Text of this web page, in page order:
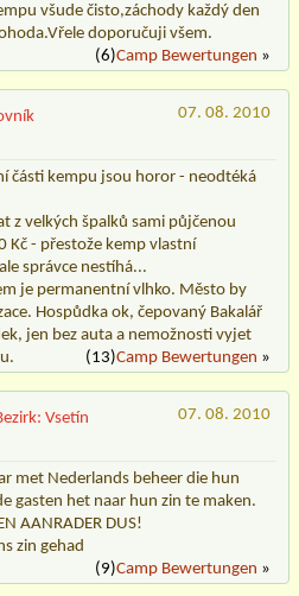
všude čisto,záchody každý den
doporučuji všem.
(6)Camp Bewertungen »
07. 08. 2010
části kempu jsou horor - neodtéká
z velkých špalků sami půjčenou
Kč - přestože kemp vlastní
správce nestíhá...
je permanentní vlhko. Město by
Hospůdka ok, čepovaný Bakalář
jen bez auta a nemožnosti vyjet
(13)Camp Bewertungen »
Vsetín
07. 08. 2010
met Nederlands beheer die hun
gasten het naar hun zin te maken.
AANRADER DUS!
zin gehad
(9)Camp Bewertungen »